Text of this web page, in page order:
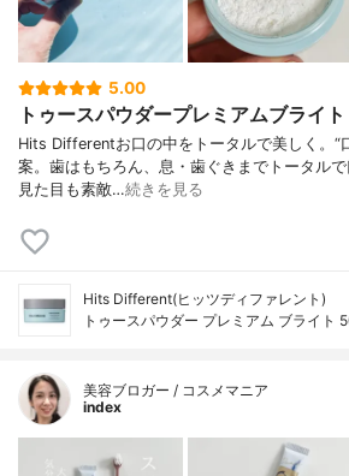
5.00
トゥースパウダープレミアムブライ
Hits Differentお口の中をトータルで美しく。“
案。歯はもちろん、息・歯ぐきまでトータルで
見た目も素敵…続きを見る
Hits Different(ヒッツディファレント)
トゥースパウダー プレミアム ブライト
美容ブロガー / コスメマニア
index